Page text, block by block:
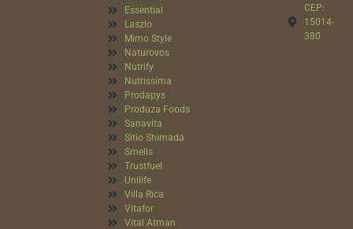
Essential
Laszlo
Mimo Style
Naturovos
Nutrify
Nutrissima
Prodapys
Produza Foods
Sanavita
Sitio Shimada
Smells
Trustfuel
Unilife
Villa Rica
Vitafor
Vital Atman
CEP:
15014-
380